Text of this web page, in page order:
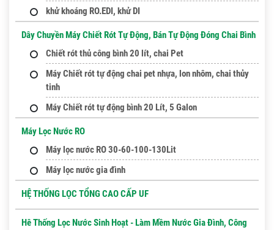
khử khoáng RO.EDI, khử DI
Dây Chuyền Máy Chiết Rót Tự Động, Bán Tự Động Đóng Chai Bình
Chiết rót thủ công bình 20 lít, chai Pet
Máy Chiết rót tự động chai pet nhựa, lon nhôm, chai thủy
tinh
Máy Chiết rót tự động bình 20 Lít, 5 Galon
Máy Lọc Nước RO
Máy lọc nước RO 30-60-100-130Lit
Máy lọc nước gia đình
HỆ THỐNG LỌC TỔNG CAO CẤP UF
Hê Thống Lọc Nước Sinh Hoạt - Làm Mềm Nước Gia Đình, Công